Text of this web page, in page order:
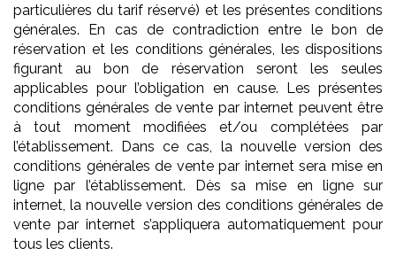
particulières du tarif réservé) et les présentes conditions
générales. En cas de contradiction entre le bon de
réservation et les conditions générales, les dispositions
figurant au bon de réservation seront les seules
applicables pour l’obligation en cause. Les présentes
conditions générales de vente par internet peuvent être
à tout moment modifiées et/ou complétées par
l’établissement. Dans ce cas, la nouvelle version des
conditions générales de vente par internet sera mise en
ligne par l’établissement. Dès sa mise en ligne sur
internet, la nouvelle version des conditions générales de
vente par internet s’appliquera automatiquement pour
tous les clients.